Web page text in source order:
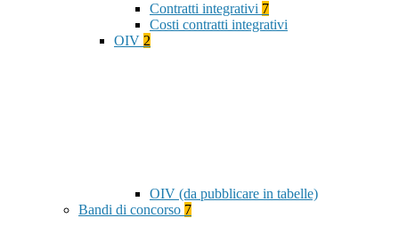
Contratti integrativi 7
Costi contratti integrativi
OIV 2
OIV (da pubblicare in tabelle)
Bandi di concorso 7